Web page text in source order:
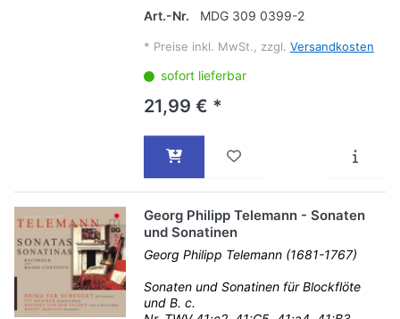
Art.-Nr.
MDG 309 0399-2
* Preise inkl. MwSt., zzgl. Versandkosten
sofort lieferbar
21,99 € *
Georg Philipp Telemann - Sonaten
und Sonatinen
Georg Philipp Telemann (1681-1767)
Sonaten und Sonatinen für Blockflöte
und B. c.